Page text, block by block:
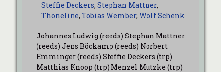
Steffie Deckers, Stephan Mattner,
Thoneline, Tobias Wember, Wolf Schenk
Johannes Ludwig (reeds) Stephan Mattner
(reeds) Jens Böckamp (reeds) Norbert
Emminger (reeds) Steffie Deckers (trp)
Matthias Knoop (trp) Menzel Mutzke (trp)